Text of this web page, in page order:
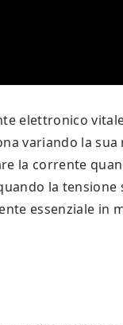
elettronico
variando la sua
la corrente
la tensione
essenziale in